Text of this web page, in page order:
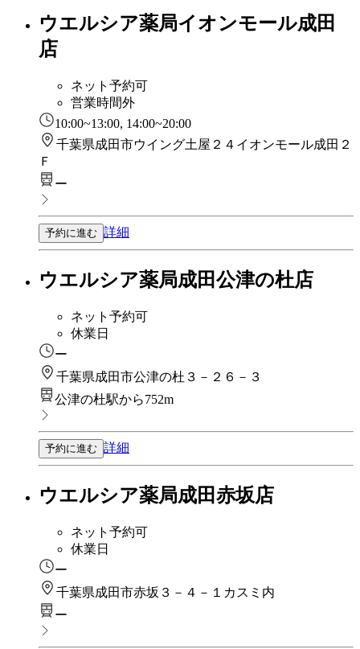
ウエルシア薬局イオンモール成田
店
ネット予約可
営業時間外
10:00~13:00, 14:00~20:00
千葉県成田市ウイング土屋２４イオンモール成田２
Ｆ
ー
予約に進む 詳細
ウエルシア薬局成田公津の杜店
ネット予約可
休業日
ー
千葉県成田市公津の杜３－２６－３
公津の杜駅から752m
予約に進む 詳細
ウエルシア薬局成田赤坂店
ネット予約可
休業日
ー
千葉県成田市赤坂３－４－１カスミ内
ー